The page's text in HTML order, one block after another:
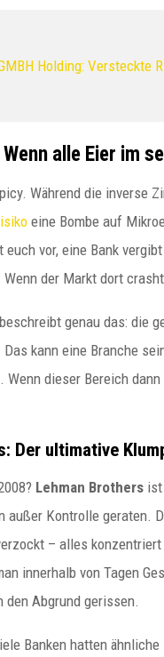
Holding: Versteckte
alle Eier im
Während die inverse
eine Bombe auf
euch vor, eine Bank
der Markt dort
beschreibt genau das: die
kann eine Branche
Wenn dieser Bereich
Der ultimative
Lehman Brothers
außer Kontrolle geraten.
– alles
innerhalb von Tagen
Abgrund gerissen.
Banken hatten